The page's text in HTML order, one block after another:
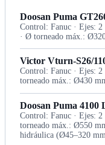
Doosan Puma
Control: Fanuc · Ejes:
· Ø torneado máx.:
Victor Vturn-S26/
Control: Fanuc · Ejes:
torneado máx.: Ø430
Doosan Puma 4100
Control: Fanuc · Ejes:
torneado máx.: Ø550
hidráulica (Ø45–320